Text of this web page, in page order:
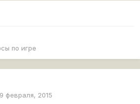
по игре
9 февраля, 2015